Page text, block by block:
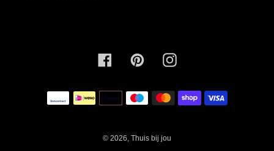
FacebookPinterestInstagram
Betaalmethoden
© 2026, Thuis bij jou